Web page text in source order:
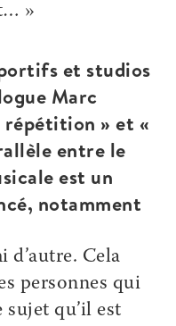
»
et studios
Marc
répétition » et «
entre le
est un
notamment
d’autre. Cela
personnes qui
qu’il est